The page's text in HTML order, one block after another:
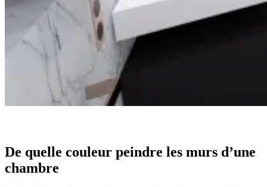
De quelle couleur peindre les murs d’une
chambre